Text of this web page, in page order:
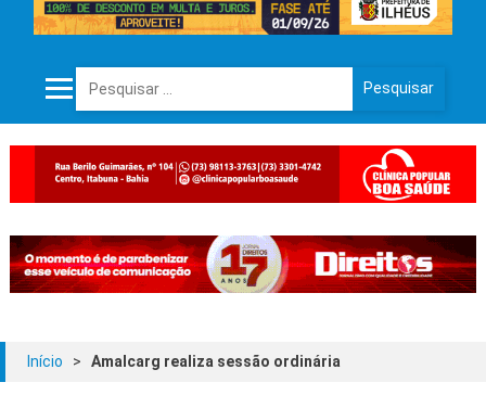
Pesquisar por:
Início > Amalcarg realiza sessão ordinária